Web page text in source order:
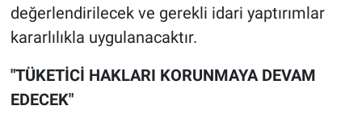
değerlendirilecek ve gerekli idari yaptırımlar
kararlılıkla uygulanacaktır.
"TÜKETİCİ HAKLARI KORUNMAYA DEVAM
EDECEK"